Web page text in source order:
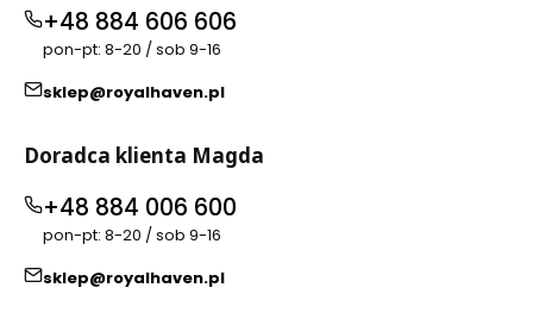
+48 884 606 606
pon-pt: 8-20 / sob 9-16
sklep@royalhaven.pl
Doradca klienta Magda
+48 884 006 600
pon-pt: 8-20 / sob 9-16
sklep@royalhaven.pl